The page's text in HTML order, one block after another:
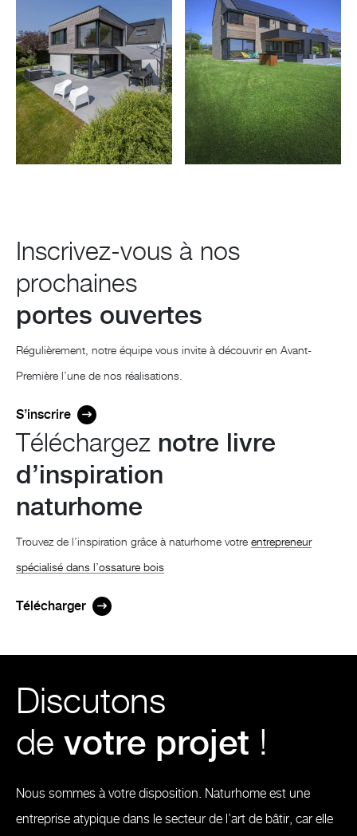
Inscrivez-vous à nos
prochaines
portes ouvertes
Régulièrement, notre équipe vous invite à découvrir en Avant-
Première l’une de nos réalisations.
S’inscrire
Téléchargez notre livre
d’inspiration
naturhome
Trouvez de l’inspiration grâce à naturhome votre entrepreneur
spécialisé dans l’ossature bois
Télécharger
Discutons
de votre projet !
Nous sommes à votre disposition. Naturhome est une
entreprise atypique dans le secteur de l’art de bâtir, car elle